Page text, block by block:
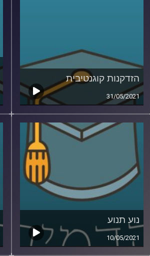
הזדקנות קוגנטיבית
31/05/2021
נוע תנוע
10/05/2021